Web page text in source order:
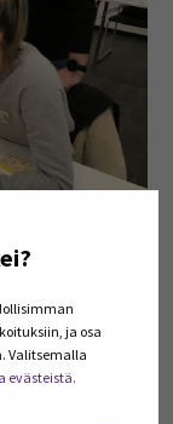
ja osa
Valitsemalla
evästeistä. Sofia